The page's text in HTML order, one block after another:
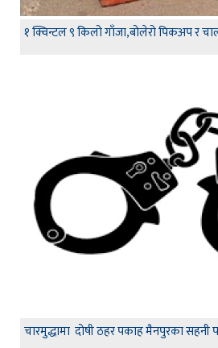
१ क्विन्टल ९ किलो गाँजा,बोलेरो पिकअप र
चारमुद्धामा दोषी ठहर पकाह मैनपुरका सहनी